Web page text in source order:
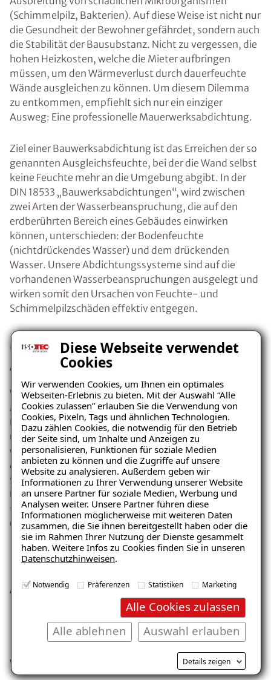
Diese Webseite verwendet
Cookies
Wir verwenden Cookies, um Ihnen ein optimales
Webseiten-Erlebnis zu bieten. Mit der Auswahl “Alle
Cookies zulassen” erlauben Sie die Verwendung von
Cookies, Pixeln, Tags und ähnlichen Technologien.
Dazu zählen Cookies, die notwendig für den Betrieb
der Seite sind, um Inhalte und Anzeigen zu
personalisieren, Funktionen für soziale Medien
anbieten zu können und die Zugriffe auf unsere
Website zu analysieren. Außerdem geben wir
Informationen zu Ihrer Verwendung unserer Website
an unsere Partner für soziale Medien, Werbung und
Analysen weiter. Unsere Partner führen diese
Informationen möglicherweise mit weiteren Daten
zusammen, die Sie ihnen bereitgestellt haben oder die
sie im Rahmen Ihrer Nutzung der Dienste gesammelt
haben. Weitere Infos zu Cookies finden Sie in unseren
Datenschutzhinweisen.
Notwendig Präferenzen Statistiken Marketing
Alle Cookies zulassen
Auswahl erlauben
Alle ablehnen
Details zeigen
(Schimmelpilz, Bakterien). Auf diese Weise ist nicht nur
die Gesundheit der Bewohner gefährdet, sondern auch
die Stabilität der Bausubstanz. Nicht zu vergessen, die
hohen Heizkosten, welche die Mieter aufbringen
müssen, um den Wärmeverlust durch dauerfeuchte
Wände ausgleichen zu können. Um diesem Dilemma
zu entkommen, empfiehlt sich nur ein einziger
Ausweg: Eine professionelle Mauerwerksabdichtung.
Ziel einer Bauwerksabdichtung ist das Erreichen der so
genannten Ausgleichsfeuchte, bei der die Wand selbst
keine Feuchte mehr an die Umgebung abgibt. In der
DIN 18533 „Bauwerksabdichtungen“, wird zwischen
zwei Arten der Wasserbeanspruchung, die auf den
erdberührten Bereich eines Gebäudes einwirken
können, unterschieden: der Bodenfeuchte
(nichtdrückendes Wasser) und dem drückenden
Wasser. Unsere Abdichtungssysteme sind auf die
vorhandenen Wasserbeanspruchungen ausgelegt und
wirken somit den Ursachen von Feuchte- und
Schimmelpilzschäden effektiv entgegen.
Materialien und Produkte zum
Abdichten
Wir verwenden ausschließlich hochwertige
Abdichtungsprodukte, um einen effektiven
Feuchtigkeitsschutz zu gewährleisten. Für die unsere
unterschiedlichen Arten der Abdichtungen verwenden
wir beispielsweise die ISOTEC-Kombiflexabdichtung,
die ISOTEC-VAS-Abdichtung, das ISOTEC-
Spezialparaffin oder das ISOTEC-Flexbandsystem.
Unsere geprüften Materialien sowie Produkte sorgen
für eine dauerhafte, nachhaltige Abdichtung Ihres
Gebäudes.
Abdichtung von
Kellerwänden
Besonders im Keller brauchen
Wände eine gute Abdichtung
Ratgeber „Sofort-Tipps gegen
Feuchtigkeit“
– jetzt kostenlos erhalten!
Kostenlosen Ratgeber anfordern